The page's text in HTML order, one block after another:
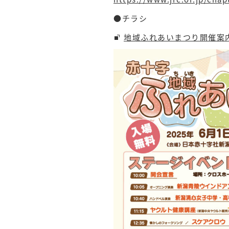
●チラシ
地域ふれあいまつり開催案